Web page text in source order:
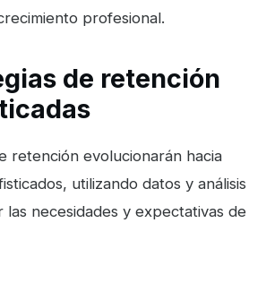
profesional.
de retención
retención evolucionarán hacia
utilizando datos y análisis
necesidades y expectativas de